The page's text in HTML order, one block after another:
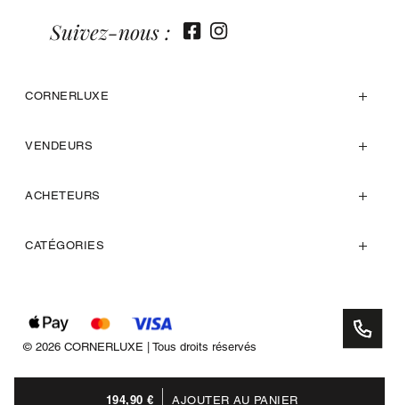
194,90 € AJOUTER AU PANIER
CORNERLUXE
VENDEURS
ACHETEURS
CATÉGORIES
Suivez-nous :
© 2026 CORNERLUXE | Tous droits réservés